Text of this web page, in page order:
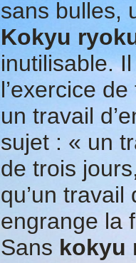
sans bulles,
Kokyu
inutilisable.
l’exercice
un travail
sujet : « un
de trois
qu’un travail
engrange la
Sans kokyu